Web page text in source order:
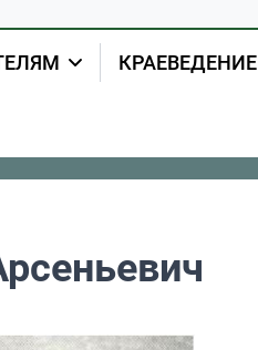
КРАЕВЕДЕНИЕ